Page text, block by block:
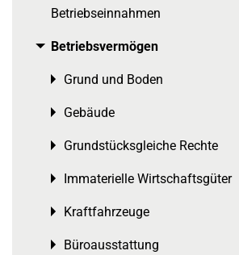
Betriebseinnahmen
Betriebsvermögen
Toggle menu
Grund und Boden
Toggle menu
Gebäude
Toggle menu
Grundstücksgleiche Rechte
Toggle menu
Immaterielle Wirtschaftsgüter
Toggle menu
Kraftfahrzeuge
Toggle menu
Büroausstattung
Toggle menu